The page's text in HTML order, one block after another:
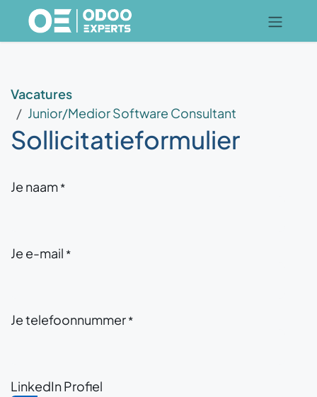
Overslaan naar inhoud
Vacatures
Junior/Medior Software Consultant
Sollicitatieformulier
Je naam *
Je e-mail *
Je telefoonnummer *
LinkedIn Profiel